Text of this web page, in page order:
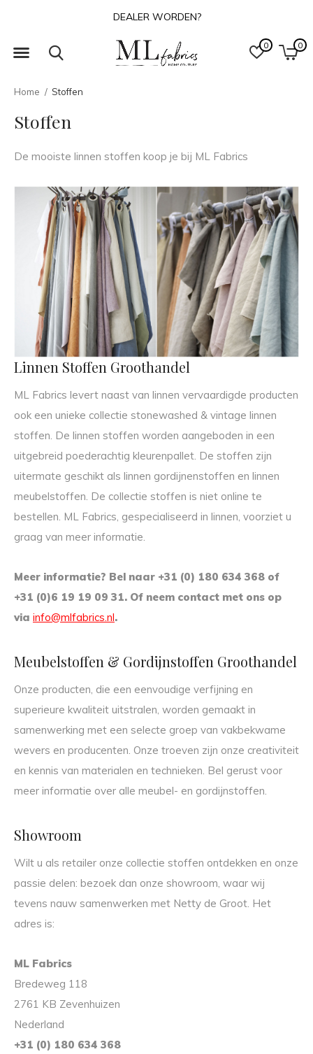
0 0
DEALER WORDEN?
Home Stoffen
Stoffen
De mooiste linnen stoffen koop je bij ML Fabrics
Linnen Stoffen Groothandel
ML Fabrics levert naast van linnen vervaardigde producten
ook een unieke collectie stonewashed & vintage linnen
stoffen. De linnen stoffen worden aangeboden in een
uitgebreid poederachtig kleurenpallet. De stoffen zijn
uitermate geschikt als linnen gordijnenstoffen en linnen
meubelstoffen. De collectie stoffen is niet online te
bestellen. ML Fabrics, gespecialiseerd in linnen, voorziet u
graag van meer informatie.
Meer informatie? Bel naar +31 (0) 180 634 368 of
+31 (0)6 19 19 09 31. Of neem contact met ons op
via info@mlfabrics.nl.
Meubelstoffen & Gordijnstoffen Groothandel
Onze producten, die een eenvoudige verfijning en
superieure kwaliteit uitstralen, worden gemaakt in
samenwerking met een selecte groep van vakbekwame
wevers en producenten. Onze troeven zijn onze creativiteit
en kennis van materialen en technieken. Bel gerust voor
meer informatie over alle meubel- en gordijnstoffen.
Showroom
Wilt u als retailer onze collectie stoffen ontdekken en onze
passie delen: bezoek dan onze showroom, waar wij
tevens nauw samenwerken met Netty de Groot. Het
adres is:
ML Fabrics
Bredeweg 118
2761 KB Zevenhuizen
Nederland
+31 (0) 180 634 368